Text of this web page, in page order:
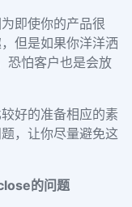
即使你的产品很
但是如果你洋洋洒
恐怕客户也是会放
好的准备相应的素
，让你尽量避免这
的问题